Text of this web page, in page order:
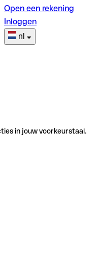
Open een rekening
Inloggen
nl
in jouw voorkeurstaal.